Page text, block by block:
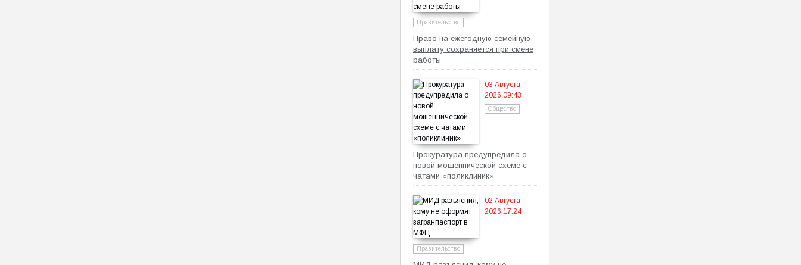
Правительство
Право на ежегодную семейную
выплату сохраняется при смене
работы
03 Августа
2026 09:43
Общество
Прокуратура предупредила о
новой мошеннической схеме с
чатами «поликлиник»
02 Августа
2026 17:24
Правительство